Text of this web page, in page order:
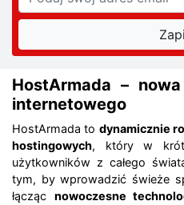
HostArmada –
internetowego
HostArmada to dynamicznie
hostingowych, który w
użytkowników z całego
tym, by wprowadzić świeże
łącząc nowoczesne